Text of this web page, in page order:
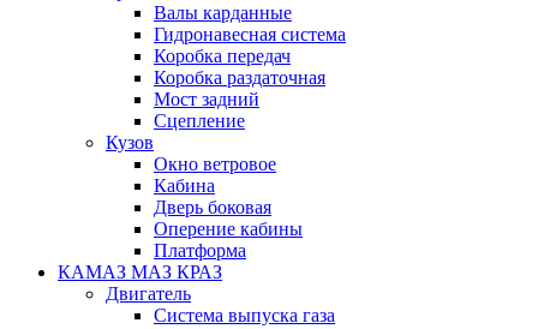
Валы карданные
Гидронавесная система
Коробка передач
Коробка раздаточная
Мост задний
Сцепление
Кузов
Окно ветровое
Кабина
Дверь боковая
Оперение кабины
Платформа
КАМАЗ МАЗ КРАЗ
Двигатель
Система выпуска газа